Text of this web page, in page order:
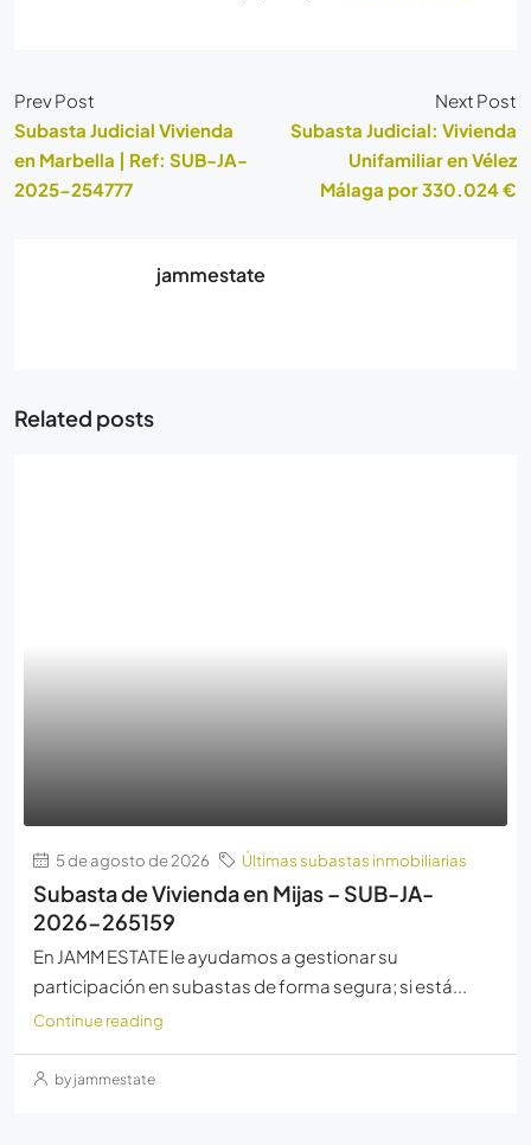
Prev Post
Subasta Judicial Vivienda
en Marbella | Ref: SUB-JA-
2025-254777
Next Post
Subasta Judicial: Vivienda
Unifamiliar en Vélez
Málaga por 330.024 €
jammestate
Related posts
5 de agosto de 2026 Últimas subastas inmobiliarias
Subasta de Vivienda en Mijas – SUB-JA-
2026-265159
En JAMM ESTATE le ayudamos a gestionar su
participación en subastas de forma segura; si está...
Continue reading
by jammestate